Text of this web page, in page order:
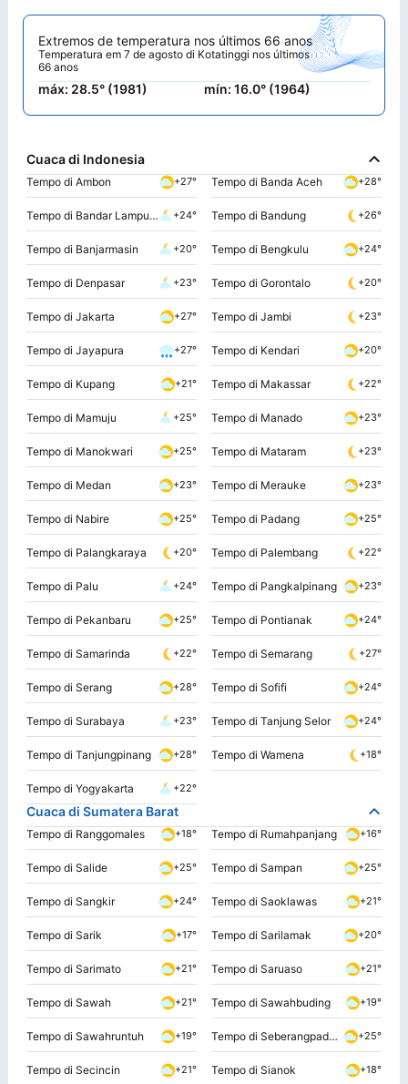
Extremos de temperatura nos últimos 66 anos
Temperatura em 7 de agosto di Kotatinggi nos últimos
66 anos
máx: 28.5° (1981) mín: 16.0° (1964)
Cuaca di Indonesia
Tempo di Ambon +27° Tempo di Banda Aceh +28°
Tempo di Bandar Lampung +24° Tempo di Bandung +26°
Tempo di Banjarmasin +20° Tempo di Bengkulu +24°
Tempo di Denpasar +23° Tempo di Gorontalo +20°
Tempo di Jakarta +27° Tempo di Jambi +23°
Tempo di Jayapura +27° Tempo di Kendari +20°
Tempo di Kupang +21° Tempo di Makassar +22°
Tempo di Mamuju +25° Tempo di Manado +23°
Tempo di Manokwari +25° Tempo di Mataram +23°
Tempo di Medan +23° Tempo di Merauke +23°
Tempo di Nabire +25° Tempo di Padang +25°
Tempo di Palangkaraya +20° Tempo di Palembang +22°
Tempo di Palu +24° Tempo di Pangkalpinang +23°
Tempo di Pekanbaru +25° Tempo di Pontianak +24°
Tempo di Samarinda +22° Tempo di Semarang +27°
Tempo di Serang +28° Tempo di Sofifi +24°
Tempo di Surabaya +23° Tempo di Tanjung Selor +24°
Tempo di Tanjungpinang +28° Tempo di Wamena +18°
Tempo di Yogyakarta +22°
Cuaca di Sumatera Barat
Tempo di Ranggomales +18° Tempo di Rumahpanjang +16°
Tempo di Salide +25° Tempo di Sampan +25°
Tempo di Sangkir +24° Tempo di Saoklawas +21°
Tempo di Sarik +17° Tempo di Sarilamak +20°
Tempo di Sarimato +21° Tempo di Saruaso +21°
Tempo di Sawah +21° Tempo di Sawahbuding +19°
Tempo di Sawahruntuh +19° Tempo di Seberangpadang +25°
Tempo di Secincin +21° Tempo di Sianok +18°